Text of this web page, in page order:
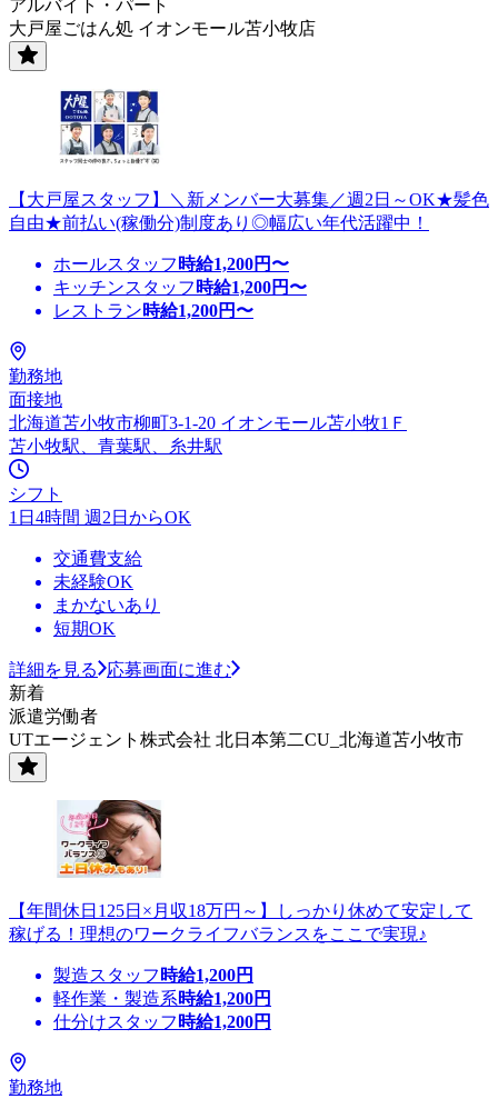
アルバイト・パート
大戸屋ごはん処 イオンモール苫小牧店
【大戸屋スタッフ】＼新メンバー大募集／週2日～OK★髪色
自由★前払い(稼働分)制度あり◎幅広い年代活躍中！
ホールスタッフ 時給1,200円〜
キッチンスタッフ 時給1,200円〜
レストラン時給1,200円〜
勤務地
面接地
北海道苫小牧市柳町3-1-20 イオンモール苫小牧1Ｆ
苫小牧駅、青葉駅、糸井駅
シフト
1日4時間 週2日からOK
交通費支給
未経験OK
まかないあり
短期OK
詳細を見る
応募画面に進む
新着
派遣労働者
UTエージェント株式会社 北日本第二CU_北海道苫小牧市
【年間休日125日×月収18万円～】しっかり休めて安定して
稼げる！理想のワークライフバランスをここで実現♪
製造スタッフ 時給1,200円
軽作業・製造系時給1,200円
仕分けスタッフ 時給1,200円
勤務地